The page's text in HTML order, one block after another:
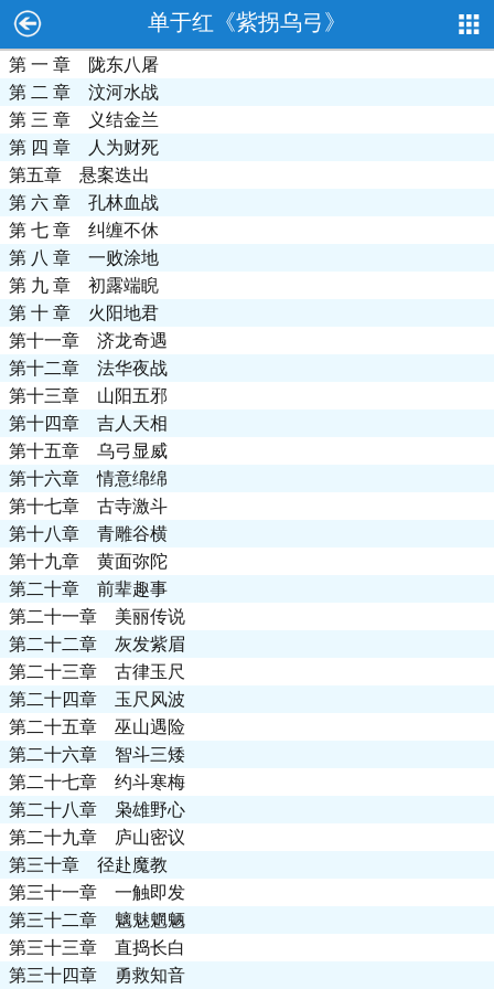
单于红《紫拐乌弓》
第 一 章 陇东八屠
第 二 章 汶河水战
第 三 章 义结金兰
第 四 章 人为财死
第五章 悬案迭出
第 六 章 孔林血战
第 七 章 纠缠不休
第 八 章 一败涂地
第 九 章 初露端睨
第 十 章 火阳地君
第十一章 济龙奇遇
第十二章 法华夜战
第十三章 山阳五邪
第十四章 吉人天相
第十五章 乌弓显威
第十六章 情意绵绵
第十七章 古寺激斗
第十八章 青雕谷横
第十九章 黄面弥陀
第二十章 前辈趣事
第二十一章 美丽传说
第二十二章 灰发紫眉
第二十三章 古律玉尺
第二十四章 玉尺风波
第二十五章 巫山遇险
第二十六章 智斗三矮
第二十七章 约斗寒梅
第二十八章 枭雄野心
第二十九章 庐山密议
第三十章 径赴魔教
第三十一章 一触即发
第三十二章 魑魅魍魉
第三十三章 直捣长白
第三十四章 勇救知音